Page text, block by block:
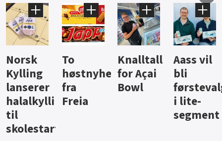
Knalltall
for Açai
Bowl
Aass vil
bli
førstevalg
i lite-
Brus og
jus fra
Berentsen
Hard
iste fra
Hansa